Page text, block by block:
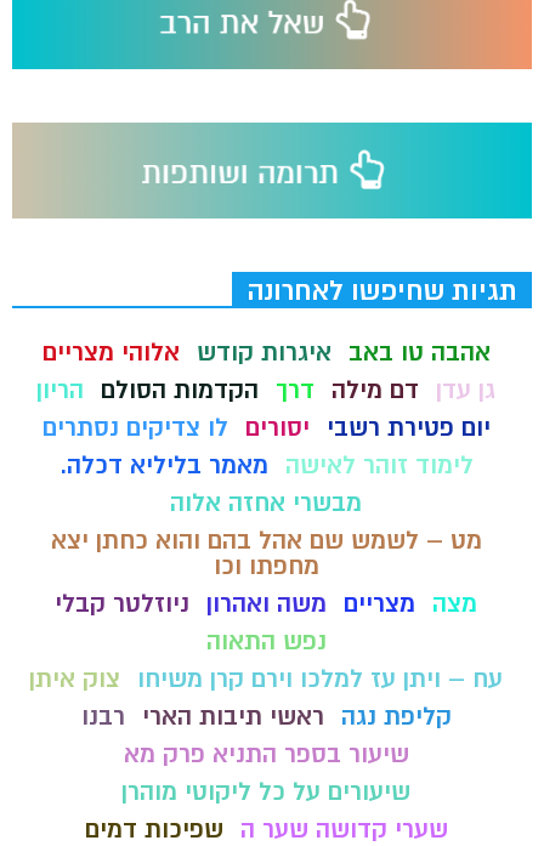
תגיות שחיפשו לאחרונה
אהבה טו באב איגרות קודש
אלוהי מצריים
גן עדן
דם מילה דרך הקדמות הסולם
הריון
יום פטירת רשבי
יסורים
לו צדיקים נסתרים
לימוד זוהר לאישה
מאמר בליליא דכלה.
מבשרי אחזה אלוה
מט – לשמש שם אהל בהם והוא כחתן יצא
מחפתו וכו
מצה
מצריים משה ואהרון
ניוזלטר קבלי
נפש התאוה
עח – ויתן עז למלכו וירם קרן משיחו
צוק איתן
קליפת נגה
ראשי תיבות הארי
רבנו
שיעור בספר התניא פרק מא
שיעורים על כל ליקוטי מוהרן
שערי קדושה שער ה
שפיכות דמים